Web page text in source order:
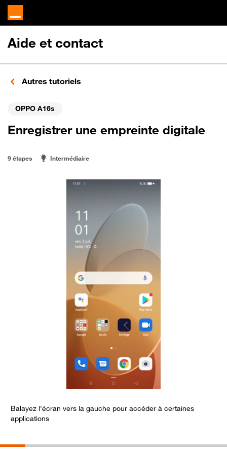
Aide et contact
Autres tutoriels
OPPO A16s
Enregistrer une empreinte digitale
9 étapes Intermédiaire
Balayez l'écran vers la gauche pour accéder à certaines
applications